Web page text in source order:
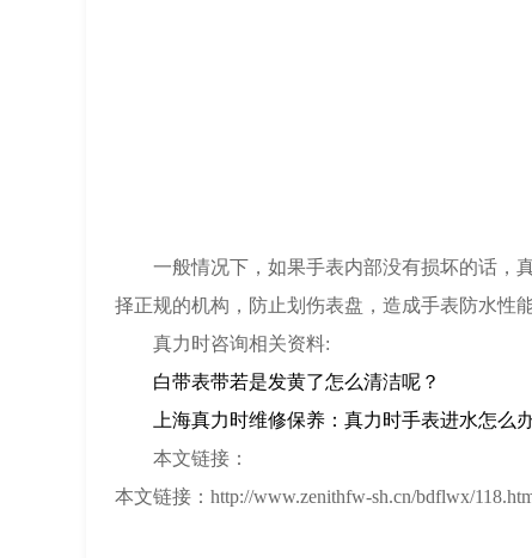
一般情况下，如果手表内部没有损坏的话，真
择正规的机构，防止划伤表盘，造成手表防水性
真力时咨询相关资料:
白带表带若是发黄了怎么清洁呢？
上海真力时维修保养：真力时手表进水怎么
本文链接：
本文链接：http://www.zenithfw-sh.cn/bdflwx/